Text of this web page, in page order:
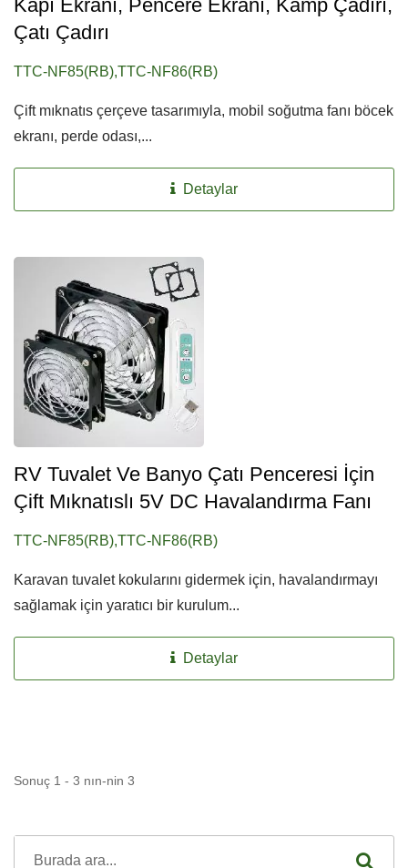
Kapı Ekranı, Pencere Ekranı, Kamp Çadırı,
Çatı Çadırı
TTC-NF85(RB),TTC-NF86(RB)
Çift mıknatıs çerçeve tasarımıyla, mobil soğutma fanı böcek
ekranı, perde odası,...
Detaylar
RV Tuvalet Ve Banyo Çatı Penceresi İçin
Çift Mıknatıslı 5V DC Havalandırma Fanı
TTC-NF85(RB),TTC-NF86(RB)
Karavan tuvalet kokularını gidermek için, havalandırmayı
sağlamak için yaratıcı bir kurulum...
Detaylar
Sonuç 1 - 3 nın-nin 3